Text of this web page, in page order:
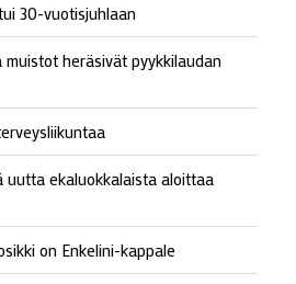
30-vuotisjuhlaan
muistot heräsivät pyykkilaudan
uutta ekaluokkalaista aloittaa
on Enkelini-kappale